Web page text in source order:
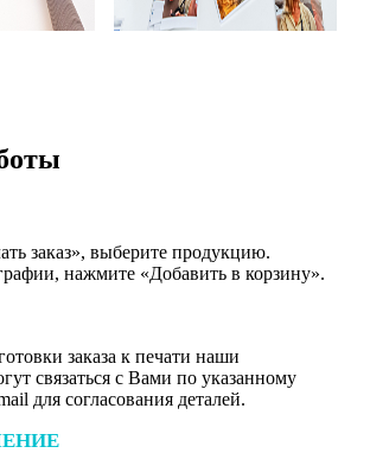
заказ», выберите продукцию.
нажмите «Добавить в корзину».
заказа к печати наши
связаться с Вами по указанному
для согласования деталей.